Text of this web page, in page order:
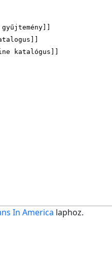
In America laphoz.